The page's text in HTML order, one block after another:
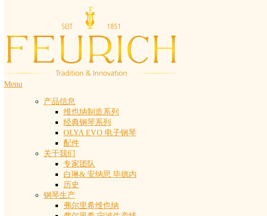
Menu
产品信息
维也纳制造系列
经典钢琴系列
OLYA EVO 电子钢琴
配件
关于我们
专家团队
白琳& 安纳思 毕德内
历史
钢琴生产
弗尔里希维也纳